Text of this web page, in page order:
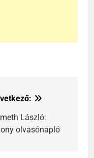
László:
olvasónapló